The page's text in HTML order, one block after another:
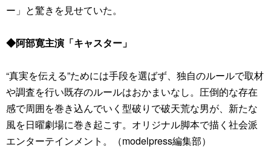
ー」と驚きを見せていた。
◆阿部寛主演「キャスター」
“真実を伝える”ためには手段を選ばず、独自のルールで取材
や調査を行い既存のルールはおかまいなし。圧倒的な存在
感で周囲を巻き込んでいく型破りで破天荒な男が、新たな
風を日曜劇場に巻き起こす。オリジナル脚本で描く社会派
エンターテインメント。（modelpress編集部）